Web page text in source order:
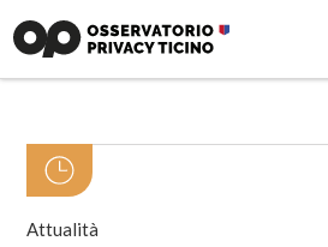
Attualità